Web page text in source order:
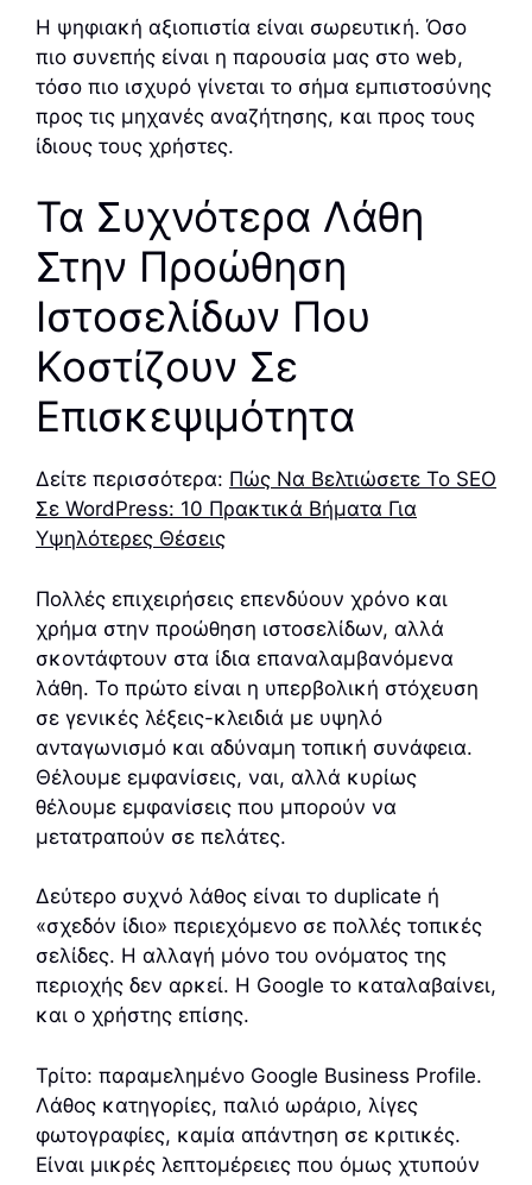
Η ψηφιακή αξιοπιστία είναι σωρευτική. Όσο
πιο συνεπής είναι η παρουσία μας στο web,
τόσο πιο ισχυρό γίνεται το σήμα εμπιστοσύνης
προς τις μηχανές αναζήτησης, και προς τους
ίδιους τους χρήστες.
Τα Συχνότερα Λάθη
Στην Προώθηση
Ιστοσελίδων Που
Κοστίζουν Σε
Επισκεψιμότητα
Δείτε περισσότερα: Πώς Να Βελτιώσετε Το SEO
Σε WordPress: 10 Πρακτικά Βήματα Για
Υψηλότερες Θέσεις
Πολλές επιχειρήσεις επενδύουν χρόνο και
χρήμα στην προώθηση ιστοσελίδων, αλλά
σκοντάφτουν στα ίδια επαναλαμβανόμενα
λάθη. Το πρώτο είναι η υπερβολική στόχευση
σε γενικές λέξεις-κλειδιά με υψηλό
ανταγωνισμό και αδύναμη τοπική συνάφεια.
Θέλουμε εμφανίσεις, ναι, αλλά κυρίως
θέλουμε εμφανίσεις που μπορούν να
μετατραπούν σε πελάτες.
Δεύτερο συχνό λάθος είναι το duplicate ή
«σχεδόν ίδιο» περιεχόμενο σε πολλές τοπικές
σελίδες. Η αλλαγή μόνο του ονόματος της
περιοχής δεν αρκεί. Η Google το καταλαβαίνει,
και ο χρήστης επίσης.
Τρίτο: παραμελημένο Google Business Profile.
Λάθος κατηγορίες, παλιό ωράριο, λίγες
φωτογραφίες, καμία απάντηση σε κριτικές.
Είναι μικρές λεπτομέρειες που όμως χτυπούν